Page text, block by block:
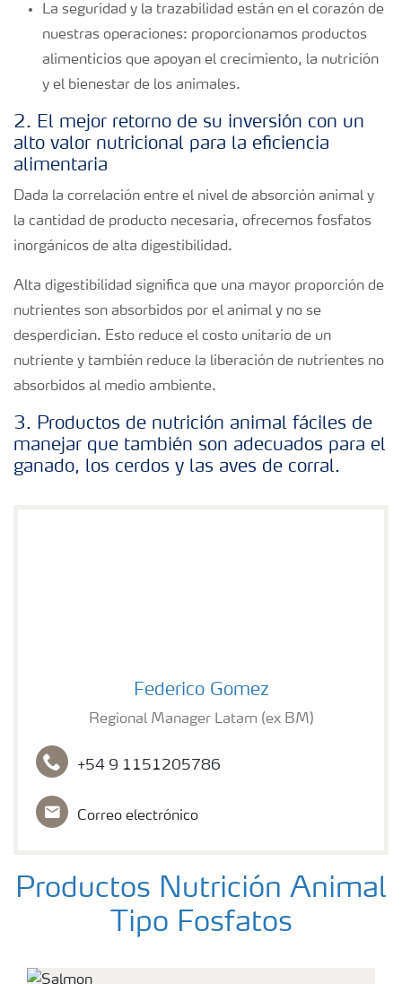
La seguridad y la trazabilidad están en el corazón de
nuestras operaciones: proporcionamos productos
alimenticios que apoyan el crecimiento, la nutrición
y el bienestar de los animales.
2. El mejor retorno de su inversión con un
alto valor nutricional para la eficiencia
alimentaria
Dada la correlación entre el nivel de absorción animal y
la cantidad de producto necesaria, ofrecemos fosfatos
inorgánicos de alta digestibilidad.
Alta digestibilidad significa que una mayor proporción de
nutrientes son absorbidos por el animal y no se
desperdician. Esto reduce el costo unitario de un
nutriente y también reduce la liberación de nutrientes no
absorbidos al medio ambiente.
3. Productos de nutrición animal fáciles de
manejar que también son adecuados para el
ganado, los cerdos y las aves de corral.
Federico Gomez
Regional Manager Latam (ex BM)
+54 9 1151205786
Correo electrónico
Productos Nutrición Animal
Tipo Fosfatos